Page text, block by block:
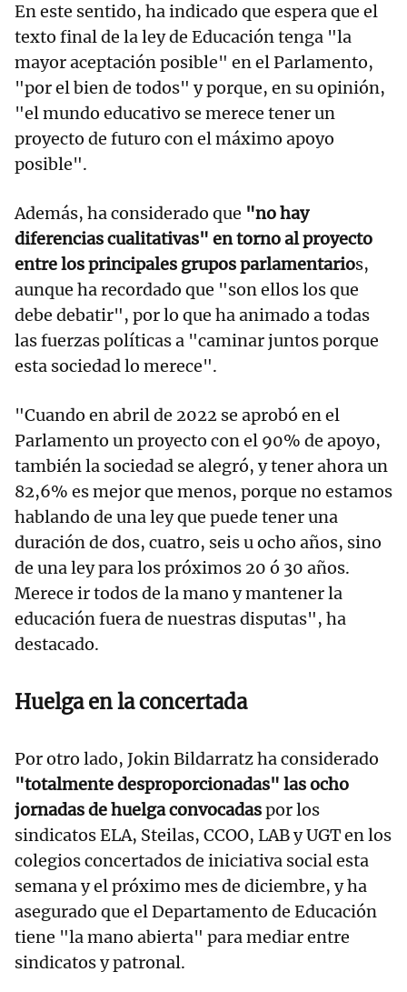
En este sentido, ha indicado que espera que el
texto final de la ley de Educación tenga "la
mayor aceptación posible" en el Parlamento,
"por el bien de todos" y porque, en su opinión,
"el mundo educativo se merece tener un
proyecto de futuro con el máximo apoyo
posible".
Además, ha considerado que "no hay
diferencias cualitativas" en torno al proyecto
entre los principales grupos parlamentarios,
aunque ha recordado que "son ellos los que
debe debatir", por lo que ha animado a todas
las fuerzas políticas a "caminar juntos porque
esta sociedad lo merece".
"Cuando en abril de 2022 se aprobó en el
Parlamento un proyecto con el 90% de apoyo,
también la sociedad se alegró, y tener ahora un
82,6% es mejor que menos, porque no estamos
hablando de una ley que puede tener una
duración de dos, cuatro, seis u ocho años, sino
de una ley para los próximos 20 ó 30 años.
Merece ir todos de la mano y mantener la
educación fuera de nuestras disputas", ha
destacado.
Huelga en la concertada
Por otro lado, Jokin Bildarratz ha considerado
"totalmente desproporcionadas" las ocho
jornadas de huelga convocadaspor los
sindicatos ELA, Steilas, CCOO, LAB y UGT en los
colegios concertados de iniciativa social esta
semana y el próximo mes de diciembre, y ha
asegurado que el Departamento de Educación
tiene "la mano abierta" para mediar entre
sindicatos y patronal.